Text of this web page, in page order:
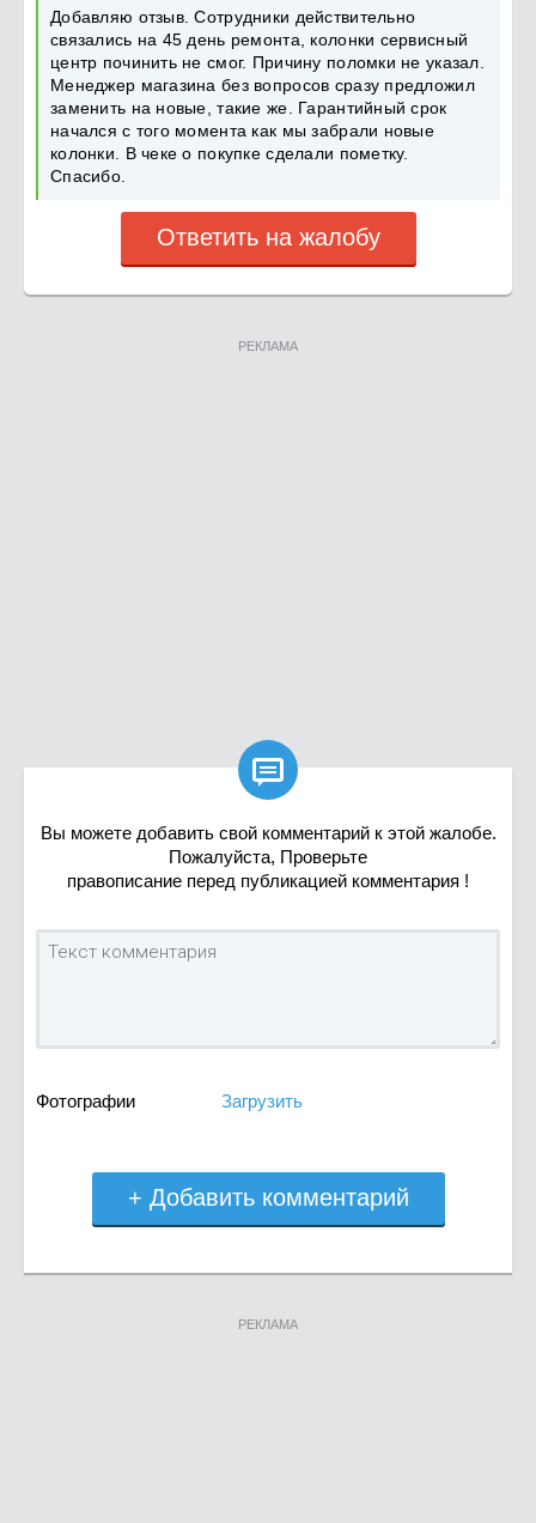
Добавляю отзыв. Сотрудники действительно
связались на 45 день ремонта, колонки сервисный
центр починить не смог. Причину поломки не указал.
Менеджер магазина без вопросов сразу предложил
заменить на новые, такие же. Гарантийный срок
начался с того момента как мы забрали новые
колонки. В чеке о покупке сделали пометку.
Спасибо.
Ответить на жалобу
РЕКЛАМА

Вы можете добавить свой комментарий к этой жалобе.
Пожалуйста, Проверьте
правописание перед публикацией комментария !
Фотографии Загрузить
+ Добавить комментарий
РЕКЛАМА